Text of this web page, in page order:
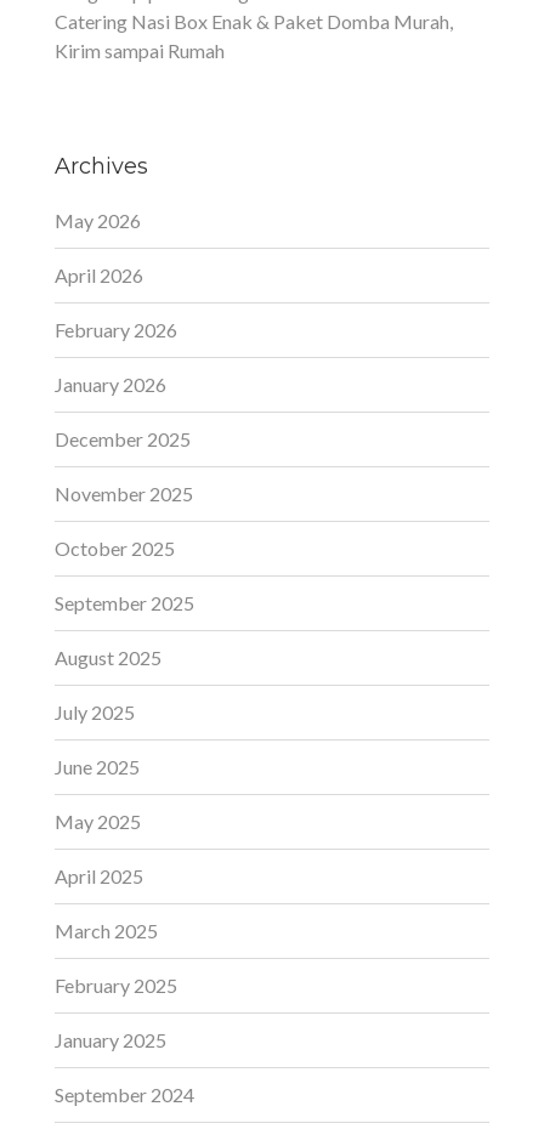
Catering Nasi Box Enak & Paket Domba Murah,
Kirim sampai Rumah
Archives
May 2026
April 2026
February 2026
January 2026
December 2025
November 2025
October 2025
September 2025
August 2025
July 2025
June 2025
May 2025
April 2025
March 2025
February 2025
January 2025
September 2024